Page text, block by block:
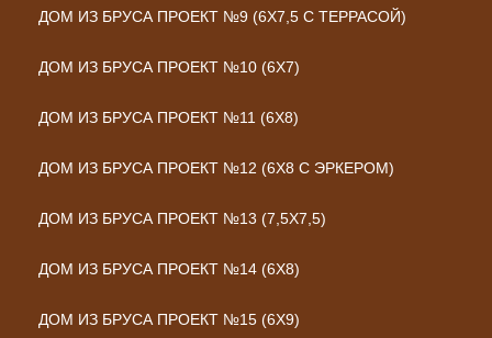
ДОМ ИЗ БРУСА ПРОЕКТ №9 (6Х7,5 С ТЕРРАСОЙ)
ДОМ ИЗ БРУСА ПРОЕКТ №10 (6Х7)
ДОМ ИЗ БРУСА ПРОЕКТ №11 (6Х8)
ДОМ ИЗ БРУСА ПРОЕКТ №12 (6Х8 С ЭРКЕРОМ)
ДОМ ИЗ БРУСА ПРОЕКТ №13 (7,5Х7,5)
ДОМ ИЗ БРУСА ПРОЕКТ №14 (6Х8)
ДОМ ИЗ БРУСА ПРОЕКТ №15 (6Х9)